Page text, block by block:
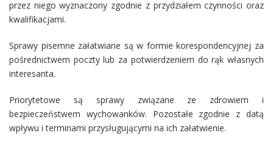
przez niego wyznaczony zgodnie z przydziałem czynności oraz
kwalifikacjami.
Sprawy pisemne załatwiane są w formie korespondencyjnej za
pośrednictwem poczty lub za potwierdzeniem do rąk własnych
interesanta.
Priorytetowe są sprawy związane ze zdrowiem i
bezpieczeństwem wychowanków. Pozostałe zgodnie z datą
wpływu i terminami przysługującymi na ich załatwienie.